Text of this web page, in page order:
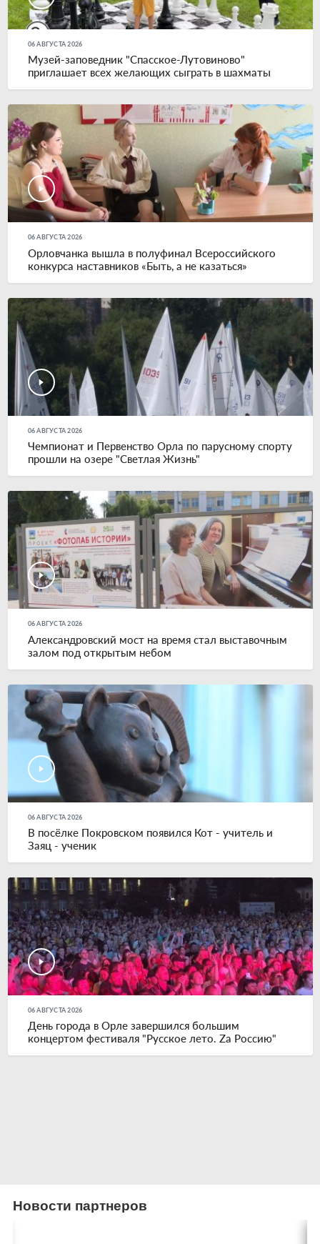
06 АВГУСТА 2026
Музей-заповедник "Спасское-Лутовиново"
приглашает всех желающих сыграть в шахматы
06 АВГУСТА 2026
Орловчанка вышла в полуфинал Всероссийского
конкурса наставников «Быть, а не казаться»
06 АВГУСТА 2026
Чемпионат и Первенство Орла по парусному спорту
прошли на озере "Светлая Жизнь"
06 АВГУСТА 2026
Александровский мост на время стал выставочным
залом под открытым небом
06 АВГУСТА 2026
В посёлке Покровском появился Кот - учитель и
Заяц - ученик
06 АВГУСТА 2026
День города в Орле завершился большим
концертом фестиваля "Русское лето. Zа Россию"
Новости партнеров